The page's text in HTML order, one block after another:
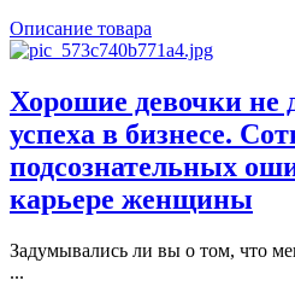
Описание товара
Хорошие девочки не
успеха в бизнесе.
подсознательных
карьере женщины
Задумывались ли вы о том, что
...